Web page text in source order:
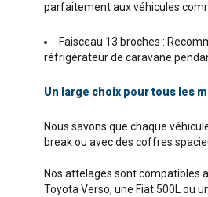
parfaitement aux véhicules
Faisceau 13 broches :
réfrigérateur de caravane
Un large choix pour tous les
Nous savons que chaque
break ou avec des coffres
Nos attelages sont compatibles
Toyota Verso, une Fiat 500L ou